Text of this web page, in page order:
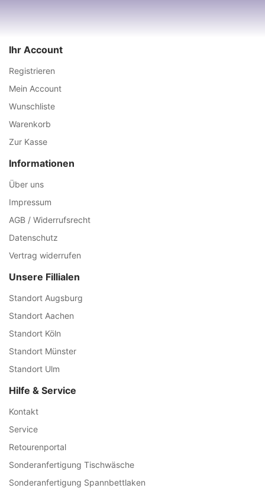
Ihr Account
Registrieren
Mein Account
Wunschliste
Warenkorb
Zur Kasse
Informationen
Über uns
Impressum
AGB / Widerrufsrecht
Datenschutz
Vertrag widerrufen
Unsere Fillialen
Standort Augsburg
Standort Aachen
Standort Köln
Standort Münster
Standort Ulm
Hilfe & Service
Kontakt
Service
Retourenportal
Sonderanfertigung Tischwäsche
Sonderanfertigung Spannbettlaken